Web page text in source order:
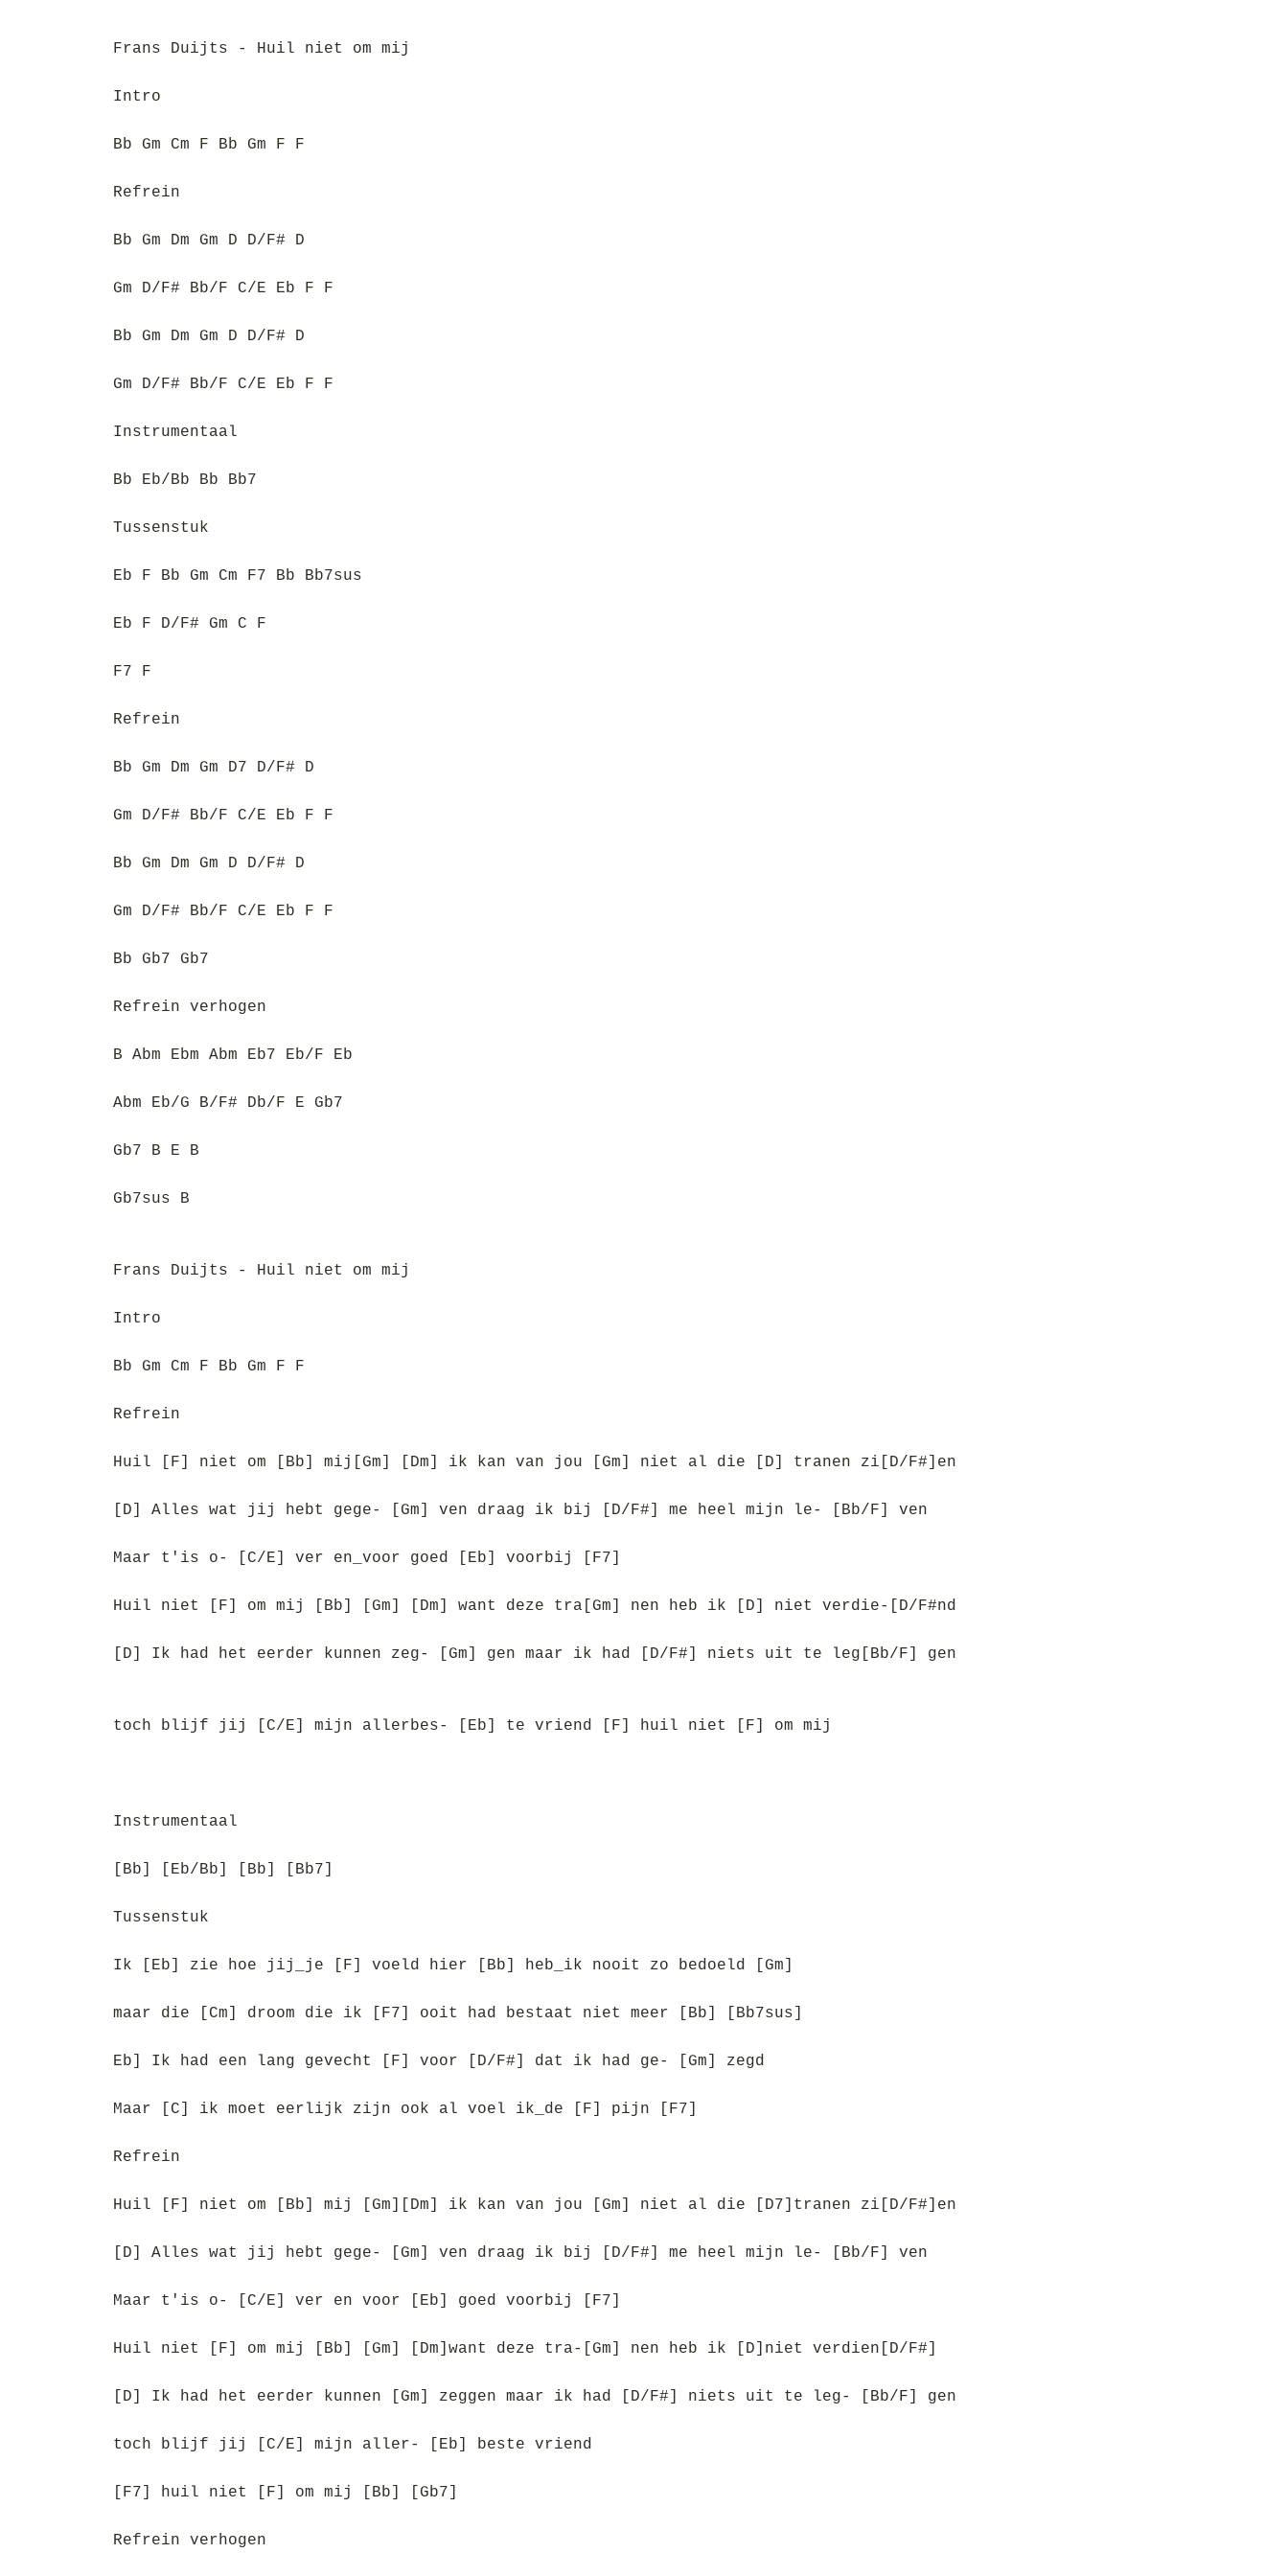
Frans Duijts - Huil niet om mij
Intro
Bb Gm Cm F Bb Gm F F
Refrein
Bb Gm Dm Gm D D/F# D
Gm D/F# Bb/F C/E Eb F F
Bb Gm Dm Gm D D/F# D
Gm D/F# Bb/F C/E Eb F F
Instrumentaal
Bb Eb/Bb Bb Bb7
Tussenstuk
Eb F Bb Gm Cm F7 Bb Bb7sus
Eb F D/F# Gm C F
F7 F
Refrein
Bb Gm Dm Gm D7 D/F# D
Gm D/F# Bb/F C/E Eb F F
Bb Gm Dm Gm D D/F# D
Gm D/F# Bb/F C/E Eb F F
Bb Gb7 Gb7
Refrein verhogen
B Abm Ebm Abm Eb7 Eb/F Eb
Abm Eb/G B/F# Db/F E Gb7
Gb7 B E B
Gb7sus B
Frans Duijts - Huil niet om mij
Intro
Bb Gm Cm F Bb Gm F F
Refrein
Huil [F] niet om [Bb] mij[Gm] [Dm] ik kan van jou [Gm] niet al die [D] tranen zi[D/F#]en
[D] Alles wat jij hebt gege- [Gm] ven draag ik bij [D/F#] me heel mijn le- [Bb/F] ven
Maar t'is o- [C/E] ver en_voor goed [Eb] voorbij [F7]
Huil niet [F] om mij [Bb] [Gm] [Dm] want deze tra[Gm] nen heb ik [D] niet verdie-[D/F#nd
[D] Ik had het eerder kunnen zeg- [Gm] gen maar ik had [D/F#] niets uit te leg[Bb/F] gen
toch blijf jij [C/E] mijn allerbes- [Eb] te vriend [F] huil niet [F] om mij
Instrumentaal
[Bb] [Eb/Bb] [Bb] [Bb7]
Tussenstuk
Ik [Eb] zie hoe jij_je [F] voeld hier [Bb] heb_ik nooit zo bedoeld [Gm]
maar die [Cm] droom die ik [F7] ooit had bestaat niet meer [Bb] [Bb7sus]
Eb] Ik had een lang gevecht [F] voor [D/F#] dat ik had ge- [Gm] zegd
Maar [C] ik moet eerlijk zijn ook al voel ik_de [F] pijn [F7]
Refrein
Huil [F] niet om [Bb] mij [Gm][Dm] ik kan van jou [Gm] niet al die [D7]tranen zi[D/F#]en
[D] Alles wat jij hebt gege- [Gm] ven draag ik bij [D/F#] me heel mijn le- [Bb/F] ven
Maar t'is o- [C/E] ver en voor [Eb] goed voorbij [F7]
Huil niet [F] om mij [Bb] [Gm] [Dm]want deze tra-[Gm] nen heb ik [D]niet verdien[D/F#]
[D] Ik had het eerder kunnen [Gm] zeggen maar ik had [D/F#] niets uit te leg- [Bb/F] gen
toch blijf jij [C/E] mijn aller- [Eb] beste vriend
[F7] huil niet [F] om mij [Bb] [Gb7]
Refrein verhogen